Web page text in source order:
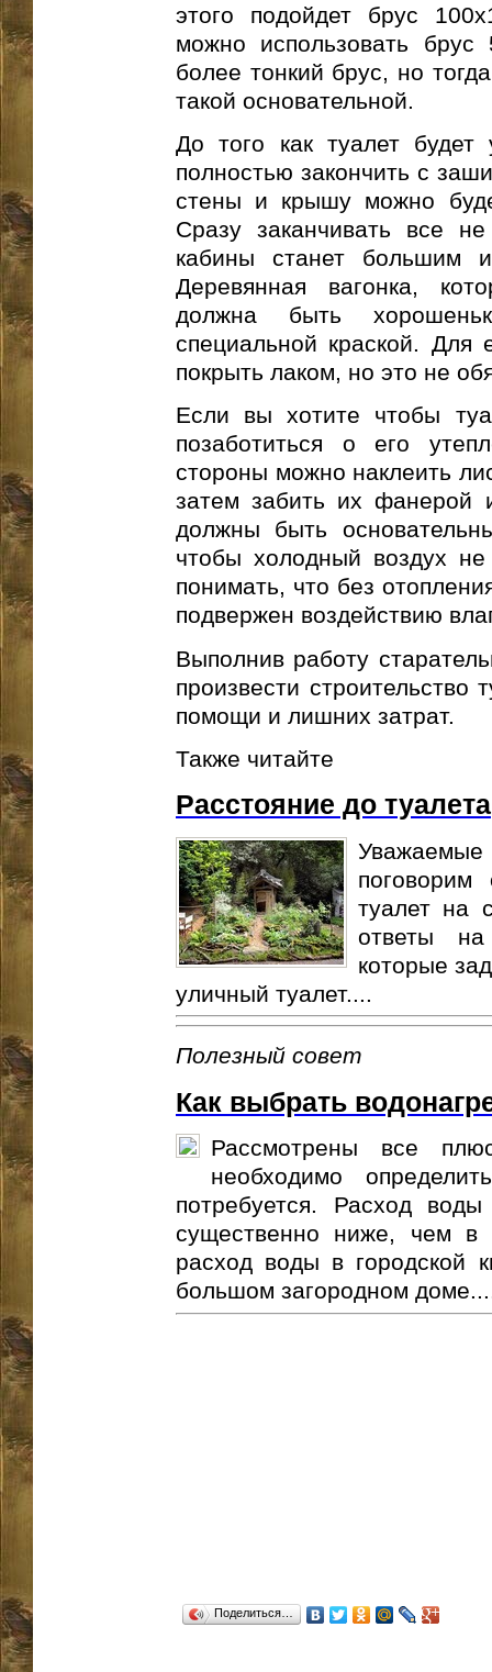
этого подойдет брус
можно использовать
более тонкий брус, но
такой основательной.
До того как туалет
полностью закончить с
стены и крышу можно
Сразу заканчивать все
кабины станет большим
Деревянная вагонка,
должна быть
специальной краской.
покрыть лаком, но это не
Если вы хотите чтобы
позаботиться о его
стороны можно наклеить
затем забить их фанерой
должны быть
чтобы холодный воздух
понимать, что без
подвержен воздействию
Выполнив работу
произвести строительство
помощи и лишних затрат.
Также читайте
Расстояние до туалета
туалет на
ответы
которые
уличный туалет....
Полезный совет
Как выбрать
Рассмотрены все
необходимо
потребуется. Расход
существенно ниже, чем в
расход воды в городской
большом загородном
Поделиться…